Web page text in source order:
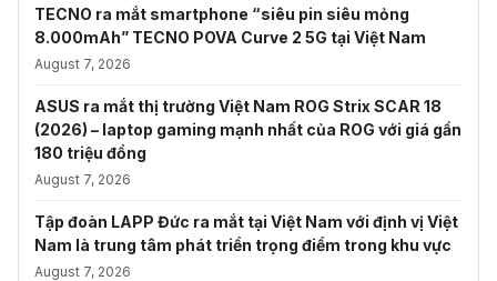
TECNO ra mắt smartphone “siêu pin siêu mỏng
8.000mAh” TECNO POVA Curve 2 5G tại Việt Nam
August 7, 2026
ASUS ra mắt thị trường Việt Nam ROG Strix SCAR 18
(2026) – laptop gaming mạnh nhất của ROG với giá gần
180 triệu đồng
August 7, 2026
Tập đoàn LAPP Đức ra mắt tại Việt Nam với định vị Việt
Nam là trung tâm phát triển trọng điểm trong khu vực
August 7, 2026